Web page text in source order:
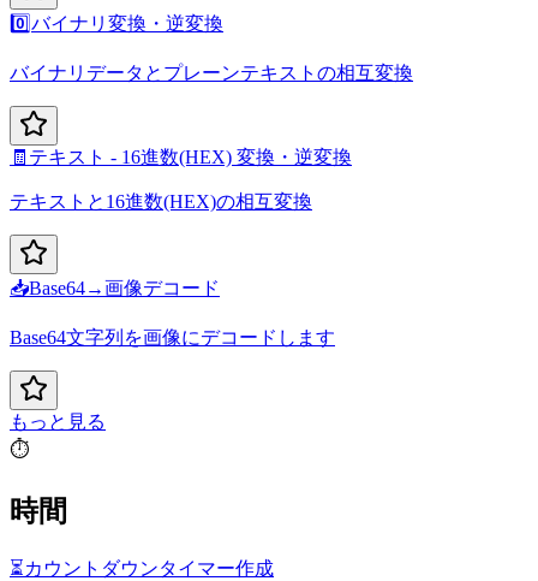
0️⃣バイナリ変換・逆変換
バイナリデータとプレーンテキストの相互変換
🧾 テキスト - 16進数(HEX) 変換・逆変換
テキストと16進数(HEX)の相互変換
📥Base64→画像デコード
Base64文字列を画像にデコードします
もっと見る
⏱️
時間
⏳ カウントダウンタイマー作成